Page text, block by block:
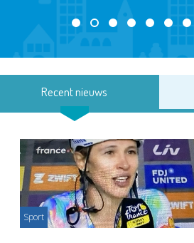
Recent nieuws
Sport